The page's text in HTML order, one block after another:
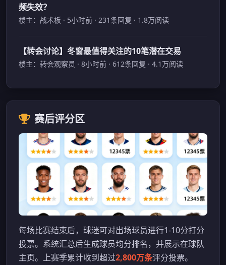
频失效？
楼主：战术板 · 5小时前 · 231条回复 · 1.8万阅读
【转会讨论】冬窗最值得关注的10笔潜在交易
楼主：转会观察员 · 8小时前 · 612条回复 · 4.1万阅读
赛后评分区
每场比赛结束后，球迷可对出场球员进行1-10分打分
投票。系统汇总后生成球员均分排名，并展示在球队
主页。上赛季累计收到超过2,800万条评分投票。